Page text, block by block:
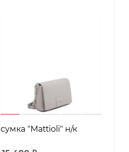
сумка "Mattioli" н/к